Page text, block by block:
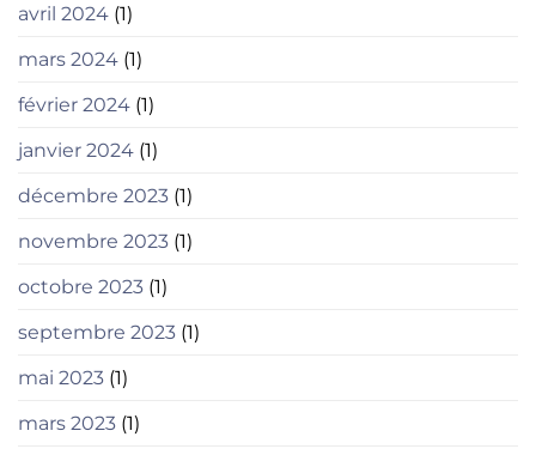
avril 2024 (1)
mars 2024 (1)
février 2024 (1)
janvier 2024 (1)
décembre 2023 (1)
novembre 2023 (1)
octobre 2023 (1)
septembre 2023 (1)
mai 2023 (1)
mars 2023 (1)